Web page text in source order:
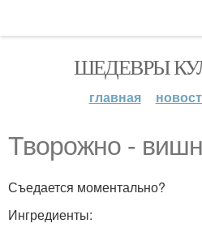
ШЕДЕВРЫ
главная
Творожно -
Съедается моментально?
Ингредиенты: